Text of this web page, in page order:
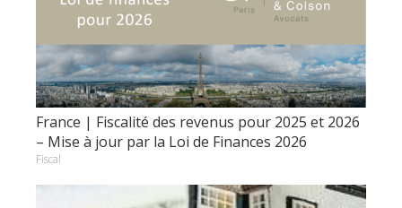
France | Fiscalité des revenus pour 2025 et 2026
– Mise à jour par la Loi de Finances 2026
Fiscal